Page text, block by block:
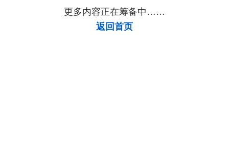
更多内容正在筹备中……
返回首页